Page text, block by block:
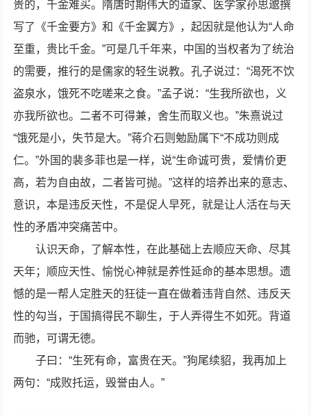
贵的，千金难买。隋唐时期伟大的道家、医学家孙思邈撰
写了《千金要方》和《千金翼方》，起因就是他认为“人命
至重，贵比千金。”可是几千年来，中国的当权者为了统治
的需要，推行的是儒家的轻生说教。孔子说过：“渴死不饮
盗泉水，饿死不吃嗟来之食。”孟子说：“生我所欲也，义
亦我所欲也。二者不可得兼，舍生而取义也。”朱熹说过
“饿死是小，失节是大。”蒋介石则勉励属下“不成功则成
仁。”外国的裴多菲也是一样，说“生命诚可贵，爱情价更
高，若为自由故，二者皆可抛。”这样的培养出来的意志、
意识，本是违反天性，不是促人早死，就是让人活在与天
性的矛盾冲突痛苦中。
认识天命，了解本性，在此基础上去顺应天命、尽其
天年；顺应天性、愉悦心神就是养性延命的基本思想。遗
憾的是一帮人定胜天的狂徒一直在做着违背自然、违反天
性的勾当，于国搞得民不聊生，于人弄得生不如死。背道
而驰，可谓无德。
子曰：“生死有命，富贵在天。”狗尾续貂，我再加上
两句：“成败托运，毁誉由人。”